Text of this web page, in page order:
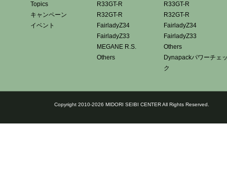
Topics
キャンペーン
イベント
R33GT-R
R32GT-R
FairladyZ34
FairladyZ33
MEGANE R.S.
Others
R33GT-R
R32GT-R
FairladyZ34
FairladyZ33
Others
Dynapackパワーチェ
ク
Copyright 2010-2026 MIDORI SEIBI CENTER All Rights Reserved.